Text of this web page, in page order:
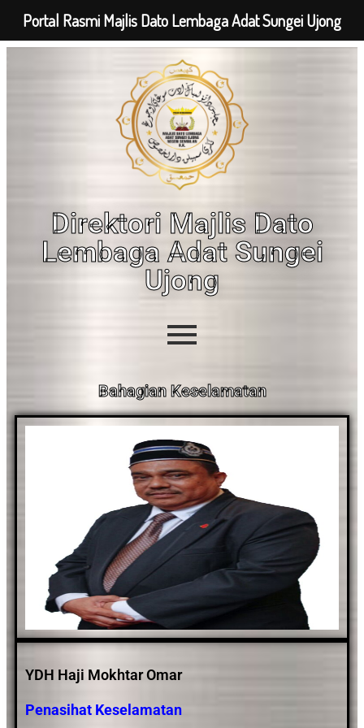
Direktori Majlis Dato
Lembaga Adat Sungei
Ujong
Bahagian Keselamatan
YDH Haji Mokhtar Omar
Penasihat Keselamatan
Portal Rasmi Majlis Dato Lembaga Adat Sungei Ujong